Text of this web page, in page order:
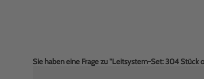
Sie haben eine Frage zu "Leitsystem-Set: 304